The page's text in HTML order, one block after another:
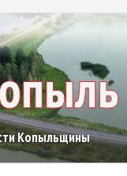
Копыльщины